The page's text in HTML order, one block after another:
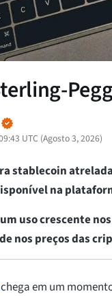
UTC (Agosto 3, 2026)
stablecoin
na
uso crescente
nos preços das
chega em um